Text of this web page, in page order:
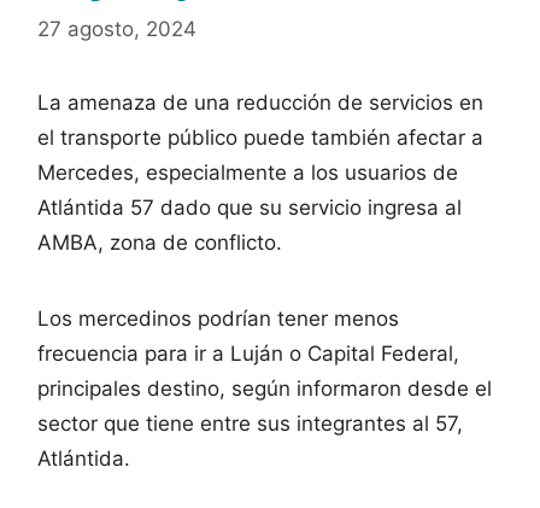
27 agosto, 2024
La amenaza de una reducción de servicios en
el transporte público puede también afectar a
Mercedes, especialmente a los usuarios de
Atlántida 57 dado que su servicio ingresa al
AMBA, zona de conflicto.
Los mercedinos podrían tener menos
frecuencia para ir a Luján o Capital Federal,
principales destino, según informaron desde el
sector que tiene entre sus integrantes al 57,
Atlántida.